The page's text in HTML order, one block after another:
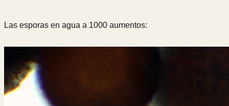
Las esporas en agua a 1000 aumentos: